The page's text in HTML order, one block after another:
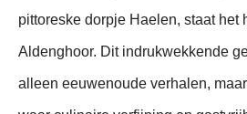
pittoreske dorpje Haelen, staat het
Aldenghoor. Dit indrukwekkende
alleen eeuwenoude verhalen,